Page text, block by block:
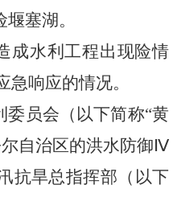
堰塞湖 。
成水利工程出现险情
急响应的情况。
委员会（以下简称“黄
自治区的洪水防御 Ⅳ
抗旱总指挥部（以下